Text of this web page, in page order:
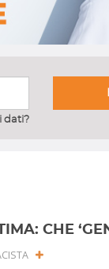
dati?
CHE